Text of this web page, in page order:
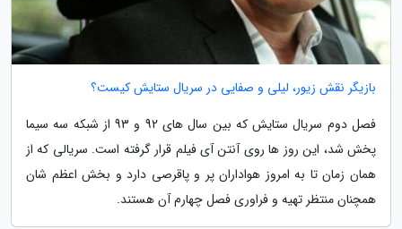
بازیگر نقش زیور، لیلی و صفایی در سریال ستایش کیست؟
فصل دوم سریال ستایش که بین سال های 92 و 93 از شبکه سه سیما
پخش شد، این روز ها روی آنتن آی فیلم قرار گرفته است. سریالی که از
همان زمان تا به امروز هواداران پر و پاقرصی دارد و بخش اعظم شان
همچنان منتظر تهیه و فراوری فصل چهارم آن هستند.